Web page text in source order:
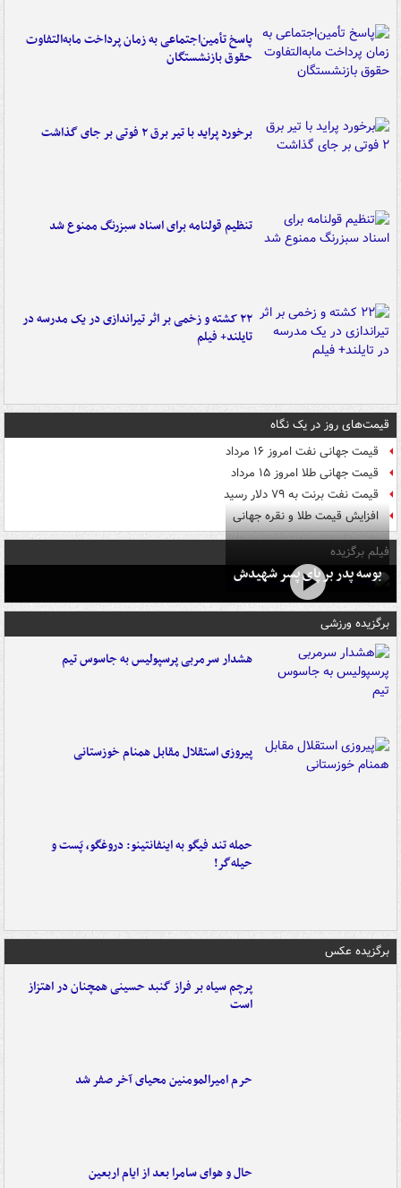
پاسخ تأمین‌اجتماعی به زمان پرداخت مابه‌التفاوت
حقوق بازنشستگان
برخورد پراید با تیر برق ۲ فوتی بر جای گذاشت
تنظیم قولنامه برای اسناد سبزرنگ ممنوع شد
۲۲ کشته و زخمی بر اثر تیراندازی در یک مدرسه در
تایلند+ فیلم
قیمت‌های روز در یک نگاه
قیمت جهانی نفت امروز ۱۶ مرداد
قیمت جهانی طلا امروز ۱۵ مرداد
قیمت نفت برنت به ۷۹ دلار رسید
افزایش قیمت طلا و نقره جهانی
فیلم برگزیده
بوسه‌ پدر بر پای پسر شهیدش
برگزیده ورزشی
هشدار سرمربی پرسپولیس به جاسوس تیم
پیروزی استقلال مقابل همنام خوزستانی
حمله تند فیگو به اینفانتینو: دروغگو، پَست‌ و
حیله‌گر!
برگزیده عکس
پرچم سیاه بر فراز گنبد حسینی همچنان در اهتزاز
است
حرم امیرالمومنین محیای آخر صفر شد
حال و هوای سامرا بعد از ایام اربعین